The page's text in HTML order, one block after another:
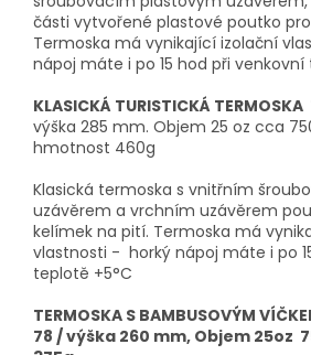
části vytvořené plastové poutko
Termoska má vynikající izolační
nápoj máte i po 15 hod při venkovní
KLASICKÁ TURISTICKÁ
výška 285 mm. Objem 25 oz cca
hmotnost 460g
Klasická termoska s vnitřním
uzávěrem a vrchním uzávěrem
kelímek na pití. Termoska má
vlastnosti - horký nápoj máte i po
teplotě +5°C
TERMOSKA S BAMBUSOVÝM
78 / výška 260 mm, Objem 25oz